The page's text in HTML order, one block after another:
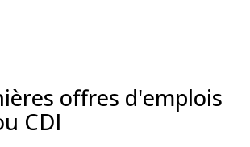
offres d'emplois
CDI